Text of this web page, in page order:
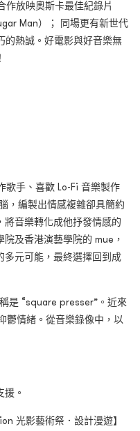
作放映奧斯卡最佳紀錄片
Man）； 同場更有新世代
的熱誠。好電影與好音樂無
歌手、喜歡 Lo-Fi 音樂製作
，編製出情感複雜卻具簡約
音樂轉化成他抒發情感的
及香港演藝學院的 mue，
多元可能，最終選擇回到成
是 “square presser”。近來
鬱情緒。從音樂錄像中，以
。
光影藝術祭．設計漫遊】